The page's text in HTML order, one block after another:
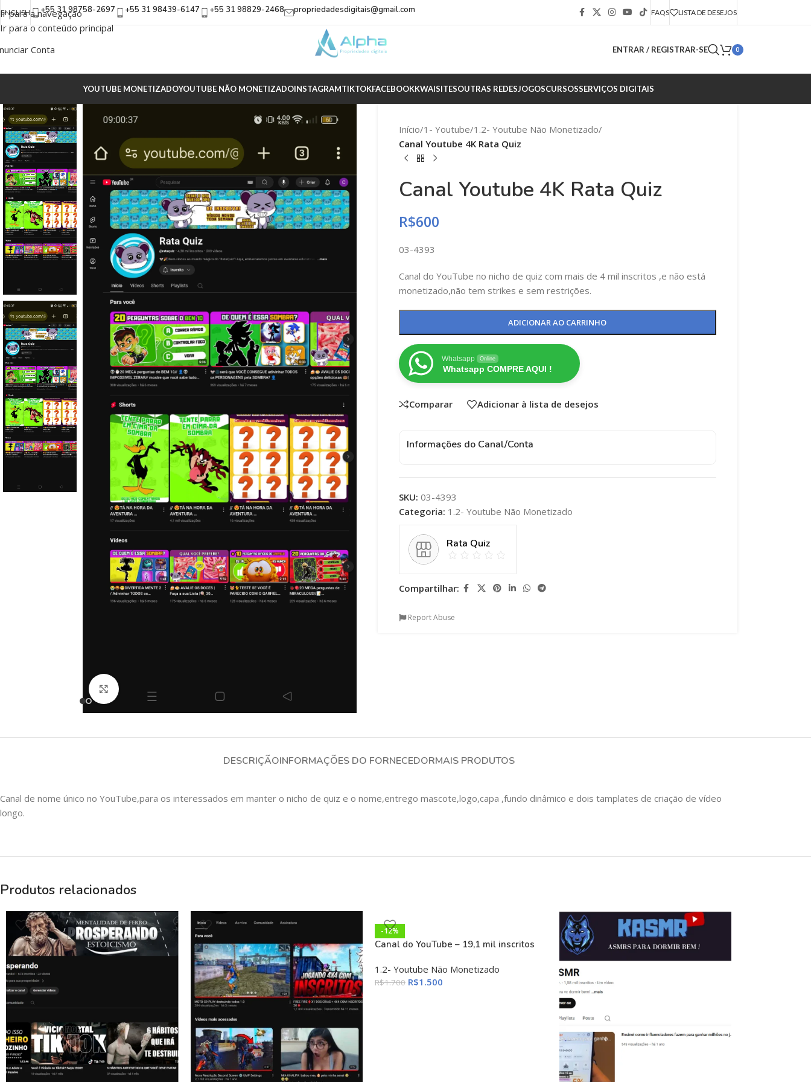
Ir para a navegação
Ir para o conteúdo principal
ENGLISH +55 31 98758-2697 +55 31 98439-6147 +55 31 98829-2468 propriedadesdigitais@gmail.com FAQS LISTA DE DESEJOS
Conta ENTRAR / REGISTRAR-SE 0
YOUTUBE MONETIZADOYOUTUBE NÃO MONETIZADOINSTAGRAMTIKTOKFACEBOOKKWAISITESOUTRAS REDESJOGOSCURSOSSERVIÇOS DIGITAIS
Início/1- Youtube/1.2- Youtube Não Monetizado/
Canal Youtube 4K Rata Quiz
Canal Youtube 4K Rata Quiz
R$600
03-4393
Canal do YouTube no nicho de quiz com mais de 4 mil inscritos ,e não está
monetizado,não tem strikes e sem restrições.
ADICIONAR AO CARRINHO
Whatsapp Online
Whatsapp COMPRE AQUI !
Comparar Adicionar à lista de desejos
Informações do Canal/Conta
SKU: 03-4393
Categoria: 1.2- Youtube Não Monetizado
Rata Quiz
Compartilhar:
Report Abuse
DESCRIÇÃOINFORMAÇÕES DO FORNECEDORMAIS PRODUTOS
Canal de nome único no YouTube,para os interessados em manter o nicho de quiz e o nome,entrego mascote,logo,capa ,fundo dinâmico e dois tamplates de criação de vídeo
longo.
Produtos relacionados
-12%
Canal do YouTube – 19,1 mil inscritos
1.2- Youtube Não Monetizado
R$1.700 R$1.500